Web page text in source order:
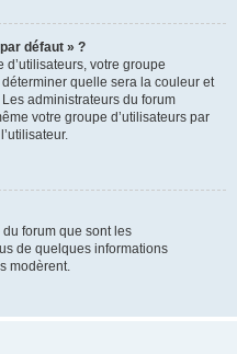
défaut » ?
d’utilisateurs, votre groupe
quelle sera la couleur et
administrateurs du forum
votre groupe d’utilisateurs par
forum que sont les
de quelques informations
modèrent.